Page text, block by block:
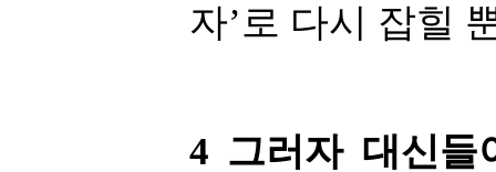
자’로 다시 잡힐
4 그러자 대신들